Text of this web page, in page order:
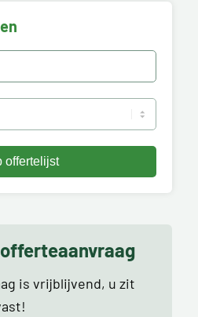
is vrijblijvend, u zit